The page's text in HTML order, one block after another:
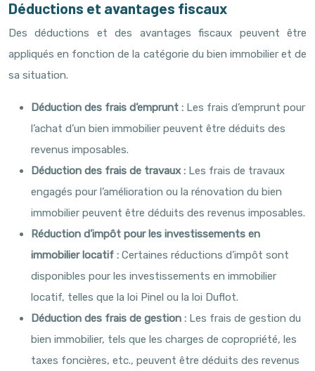
Déductions et avantages fiscaux
Des déductions et des avantages fiscaux peuvent être
appliqués en fonction de la catégorie du bien immobilier et de
sa situation.
Déduction des frais d’emprunt : Les frais d’emprunt pour
l’achat d’un bien immobilier peuvent être déduits des
revenus imposables.
Déduction des frais de travaux : Les frais de travaux
engagés pour l’amélioration ou la rénovation du bien
immobilier peuvent être déduits des revenus imposables.
Réduction d’impôt pour les investissements en
immobilier locatif : Certaines réductions d’impôt sont
disponibles pour les investissements en immobilier
locatif, telles que la loi Pinel ou la loi Duflot.
Déduction des frais de gestion : Les frais de gestion du
bien immobilier, tels que les charges de copropriété, les
taxes foncières, etc., peuvent être déduits des revenus